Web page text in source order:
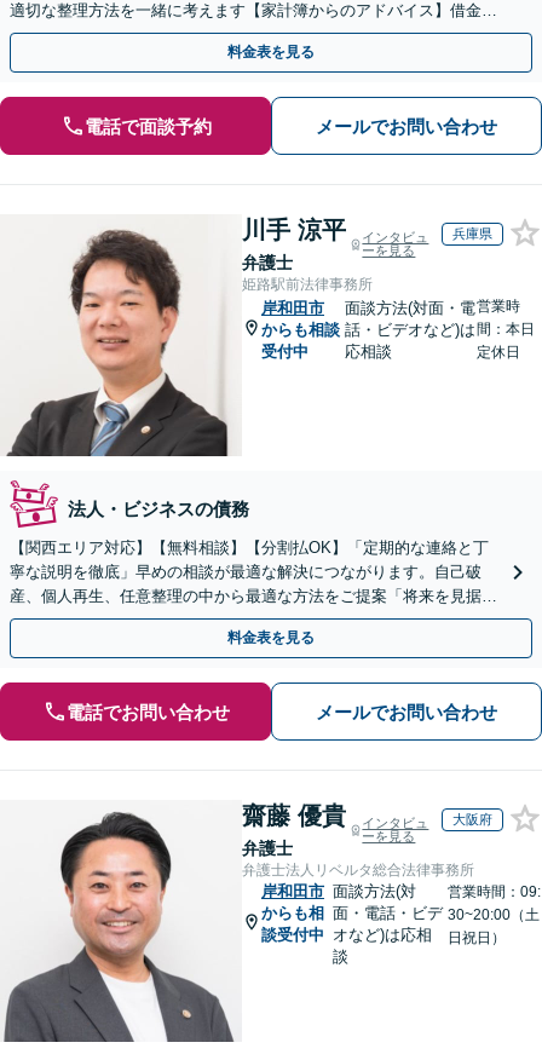
適切な整理方法を一緒に考えます【家計簿からのアドバイス】借金を
繰り返さない生活再建を目指しましょう。
料金表を見る
電話で面談予約 メールでお問い合わせ
川手 涼平
弁護士
インタビュ
ーを見る
兵庫県
姫路駅前法律事務所
岸和田市
からも相談
受付中
面談方法(対面・電
話・ビデオなど)は
応相談
営業時
間：本日
定休日
法人・ビジネスの債務
【関西エリア対応】【無料相談】【分割払OK】「定期的な連絡と丁
寧な説明を徹底」早めの相談が最適な解決につながります。自己破
産、個人再生、任意整理の中から最適な方法をご提案「将来を見据え
た生活再建のサポートが充実」【完全個室相談】
料金表を見る
電話でお問い合わせ メールでお問い合わせ
齋藤 優貴
弁護士
インタビュ
ーを見る
大阪府
弁護士法人リベルタ総合法律事務所
岸和田市
からも相
談受付中
面談方法(対
面・電話・ビデ
オなど)は応相
談
営業時間：09:
30~20:00（土
日祝日）